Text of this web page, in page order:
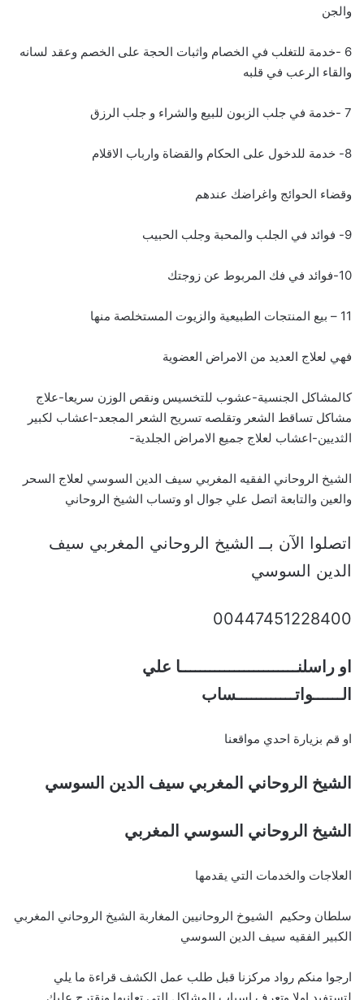
والجن
6 -خدمة للتغلب في الخصام واثبات الحجة على الخصم وعقد لسانه
والقاء الرعب في قلبه
7 -خدمة في جلب الزبون للبيع والشراء و جلب الرزق
8- خدمة للدخول على الحكام والقضاة وارباب الاقلام
وقضاء الحوائج واغراضك عندهم
9- فوائد في الجلب والمحبة وجلب الحبيب
10-فوائد في فك المربوط عن زوجتك
11 – بيع المنتجات الطبيعية والزيوت المستخلصة منها
فهي لعلاج العديد من الامراض العضوية
كالمشاكل الجنسية-عشوب للتخسيس ونقص الوزن سريعا-علاج
مشاكل تساقط الشعر وتقلصه تسريح الشعر المجعد-اعشاب لكبير
الثديين-اعشاب لعلاج جميع الامراض الجلدية-
الشيخ الروحاني الفقيه المغربي سيف الدين السوسي لعلاج السحر
والعين والتابعة اتصل علي جوال او وتساب الشيخ الروحاني
اتصلوا الآن بــ الشيخ الروحاني المغربي سيف
الدين السوسي
00447451228400
او راسلنــــــــــــــــــــــــا علي
الــــــواتــــــــــــساب
او قم بزيارة احدي مواقعنا
الشيخ الروحاني المغربي سيف الدين السوسي
الشيخ الروحاني السوسي المغربي
العلاجات والخدمات التي يقدمها
سلطان وحكيم الشيوخ الروحانيين المغاربة الشيخ الروحاني المغربي
الكبير الفقيه سيف الدين السوسي
ارجوا منكم رواد مركزنا قبل طلب عمل الكشف قراءة ما يلي